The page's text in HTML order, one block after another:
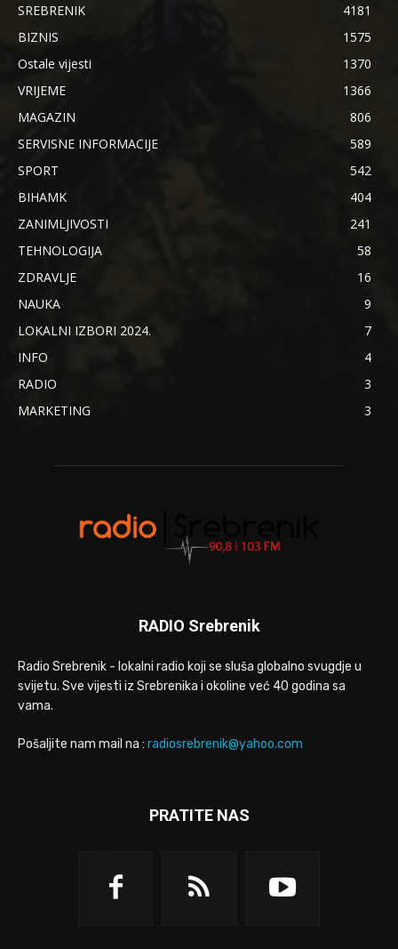
SREBRENIK
4181
BIZNIS
1575
Ostale vijesti
1370
VRIJEME
1366
MAGAZIN
806
SERVISNE INFORMACIJE
589
SPORT
542
BIHAMK
404
ZANIMLJIVOSTI
241
TEHNOLOGIJA
58
ZDRAVLJE
16
NAUKA
9
LOKALNI IZBORI 2024.
7
INFO
4
RADIO
3
MARKETING
3
RADIO Srebrenik
Radio Srebrenik - lokalni radio koji se sluša globalno svugdje u
svijetu. Sve vijesti iz Srebrenika i okoline već 40 godina sa
vama.
Pošaljite nam mail na : radiosrebrenik@yahoo.com
PRATITE NAS